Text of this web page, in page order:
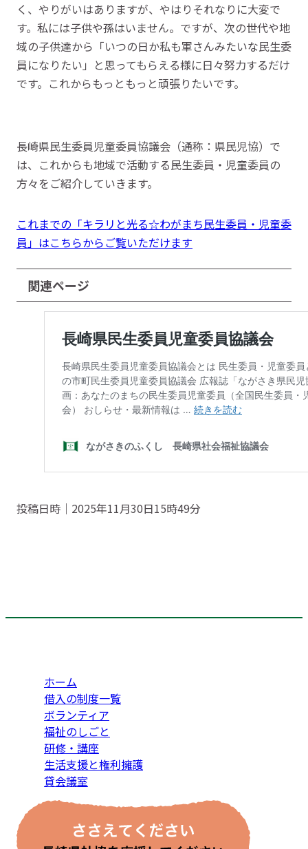
く、やりがいはありますが、やはりそれなりに大変で
す。私には子供や孫はいません。ですが、次の世代や地
域の子供達から「いつの日か私も軍さんみたいな民生委
員になりたい」と思ってもらえる様に日々努力するだけ
です。これからもっともっと頑張りたいです。
長崎県民生委員児童委員協議会（通称：県民児協）で
は、これからも地域で活動する民生委員・児童委員の
方々をご紹介していきます。
これまでの「キラリと光る☆わがまち民生委員・児童委
員」はこちらからご覧いただけます
関連ページ
投稿日時｜2025年11月30日15時49分
ホーム
借入の制度一覧
ボランティア
福祉のしごと
研修・講座
生活支援と権利擁護
貸会議室